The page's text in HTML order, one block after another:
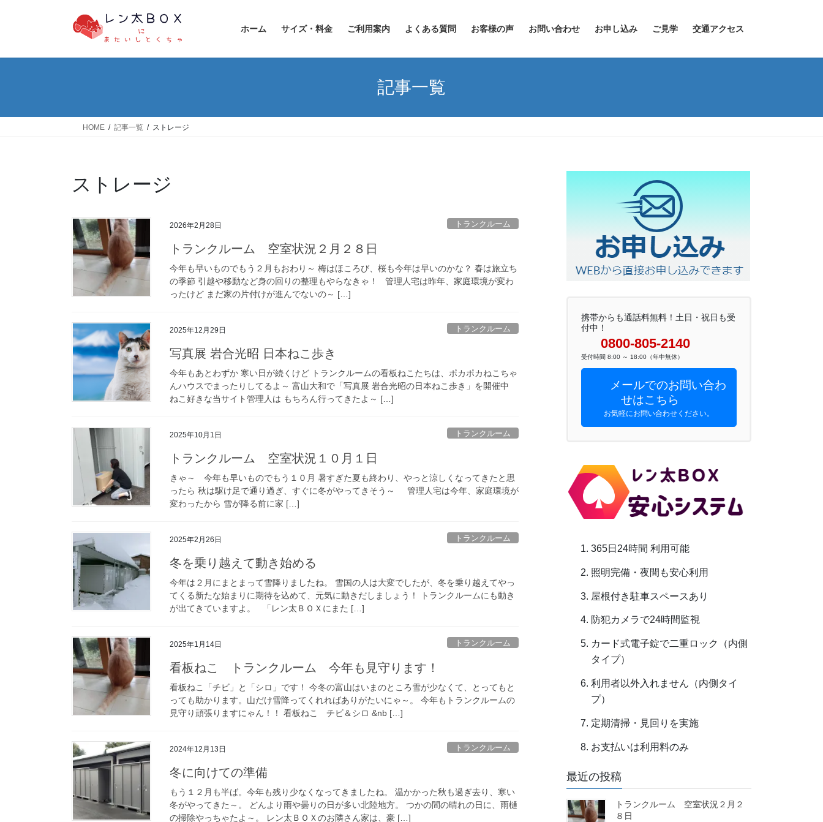
ホーム サイズ・料金 ご利用案内 よくある質問 お客様の声 お問い合わせ お申し込み ご見学 交通アクセス
記事一覧
HOME 記事一覧 ストレージ
ストレージ
2026年2月28日 トランクルーム
トランクルーム 空室状況２月２８日
今年も早いものでもう２月もおわり～ 梅はほころび、桜も今年は早いのかな？ 春は旅立ち
の季節 引越や移動など身の回りの整理もやらなきゃ！ 管理人宅は昨年、家庭環境が変わ
ったけど まだ家の片付けが進んでないの～ […]
2025年12月29日 トランクルーム
写真展 岩合光昭 日本ねこ歩き
今年もあとわずか 寒い日が続くけど トランクルームの看板ねこたちは、ポカポカねこちゃ
んハウスでまったりしてるよ～ 富山大和で「写真展 岩合光昭の日本ねこ歩き」を開催中
ねこ好きな当サイト管理人は もちろん行ってきたよ～ […]
2025年10月1日 トランクルーム
トランクルーム 空室状況１０月１日
きゃ～ 今年も早いものでもう１０月 暑すぎた夏も終わり、やっと涼しくなってきたと思
ったら 秋は駆け足で通り過ぎ、すぐに冬がやってきそう～ 管理人宅は今年、家庭環境が
変わったから 雪が降る前に家 […]
2025年2月26日 トランクルーム
冬を乗り越えて動き始める
今年は２月にまとまって雪降りましたね。 雪国の人は大変でしたが、冬を乗り越えてやっ
てくる新たな始まりに期待を込めて、元気に動きだしましょう！ トランクルームにも動き
が出てきていますよ。 「レン太ＢＯＸにまた […]
2025年1月14日 トランクルーム
看板ねこ トランクルーム 今年も見守ります！
看板ねこ「チビ」と「シロ」です！ 今冬の富山はいまのところ雪が少なくて、とってもと
っても助かります。山だけ雪降ってくれればありがたいにゃ～。 今年もトランクルームの
見守り頑張りますにゃん！！ 看板ねこ チビ＆シロ &nb […]
2024年12月13日 トランクルーム
冬に向けての準備
もう１２月も半ば。今年も残り少なくなってきましたね。 温かかった秋も過ぎ去り、寒い
冬がやってきた～。 どんより雨や曇りの日が多い北陸地方。 つかの間の晴れの日に、雨樋
の掃除やっちゃたよ～。 レン太ＢＯＸのお隣さん家は、豪 […]
携帯からも通話料無料！土日・祝日も受
付中！
0800-805-2140
受付時間 8:00 ～ 18:00（年中無休）
メールでのお問い合わ
せはこちら
お気軽にお問い合わせください。
365日24時間 利用可能
照明完備・夜間も安心利用
屋根付き駐車スペースあり
防犯カメラで24時間監視
カード式電子錠で二重ロック（内側
タイプ）
利用者以外入れません（内側タイ
プ）
定期清掃・見回りを実施
お支払いは利用料のみ
最近の投稿
トランクルーム 空室状況２月２
８日